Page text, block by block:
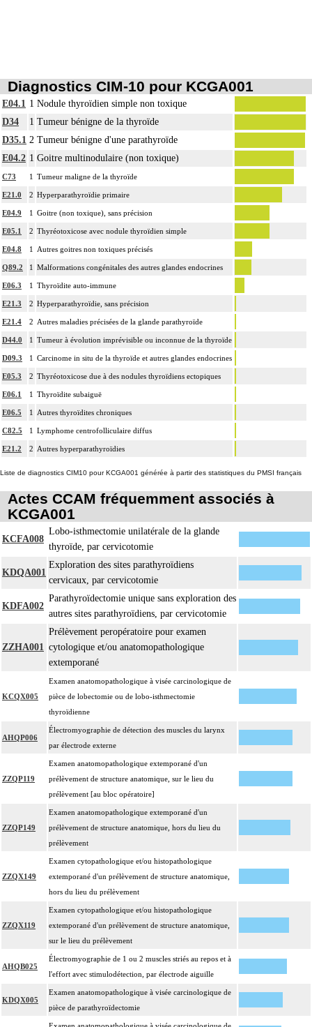
Diagnostics CIM-10 pour KCGA001
E04.1 1 Nodule thyroïdien simple non toxique
D34
1 Tumeur bénigne de la thyroïde
D35.1 2 Tumeur bénigne d'une parathyroïde
E04.2 1 Goitre multinodulaire (non toxique)
C73 1 Tumeur maligne de la thyroïde
E21.0 2 Hyperparathyroïdie primaire
E04.9 1 Goitre (non toxique), sans précision
E05.1 2 Thyréotoxicose avec nodule thyroïdien simple
E04.8 1 Autres goitres non toxiques précisés
Q89.2 1 Malformations congénitales des autres glandes endocrines
E06.3 1 Thyroïdite auto-immune
E21.3 2 Hyperparathyroïdie, sans précision
E21.4 2 Autres maladies précisées de la glande parathyroïde
D44.0 1 Tumeur à évolution imprévisible ou inconnue de la thyroïde
D09.3 1 Carcinome in situ de la thyroïde et autres glandes endocrines
E05.3 2 Thyréotoxicose due à des nodules thyroïdiens ectopiques
E06.1 1 Thyroïdite subaiguë
E06.5 1 Autres thyroïdites chroniques
C82.5 1 Lymphome centrofolliculaire diffus
E21.2 2 Autres hyperparathyroïdies
Liste de diagnostics CIM10 pour KCGA001 générée à partir des statistiques du PMSI français
Actes CCAM fréquemment associés à
KCGA001
KCFA008
Lobo-isthmectomie unilatérale de la glande
thyroïde, par cervicotomie
KDQA001
Exploration des sites parathyroïdiens
cervicaux, par cervicotomie
KDFA002
Parathyroïdectomie unique sans exploration des
autres sites parathyroïdiens, par cervicotomie
ZZHA001
Prélèvement peropératoire pour examen
cytologique et/ou anatomopathologique
extemporané
KCQX005
Examen anatomopathologique à visée carcinologique de
pièce de lobectomie ou de lobo-isthmectomie
thyroïdienne
AHQP006
Électromyographie de détection des muscles du larynx
par électrode externe
ZZQP119
Examen anatomopathologique extemporané d'un
prélèvement de structure anatomique, sur le lieu du
prélèvement [au bloc opératoire]
ZZQP149
Examen anatomopathologique extemporané d'un
prélèvement de structure anatomique, hors du lieu du
prélèvement
ZZQX149
Examen cytopathologique et/ou histopathologique
extemporané d'un prélèvement de structure anatomique,
hors du lieu du prélèvement
ZZQX119
Examen cytopathologique et/ou histopathologique
extemporané d'un prélèvement de structure anatomique,
sur le lieu du prélèvement
AHQB025
Électromyographie de 1 ou 2 muscles striés au repos et à
l'effort avec stimulodétection, par électrode aiguille
KDQX005
Examen anatomopathologique à visée carcinologique de
pièce de parathyroïdectomie